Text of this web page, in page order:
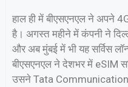
हाल ही में बीएसएनएल ने अपने
है। अगस्त महीने में कंपनी ने
और अब मुंबई में भी यह सर्विस
बीएसएनएल ने देशभर में eSIM
उसने Tata